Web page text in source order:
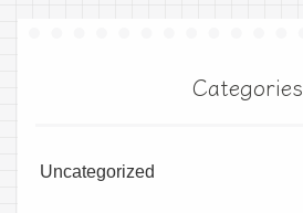
Categories
Uncategorized